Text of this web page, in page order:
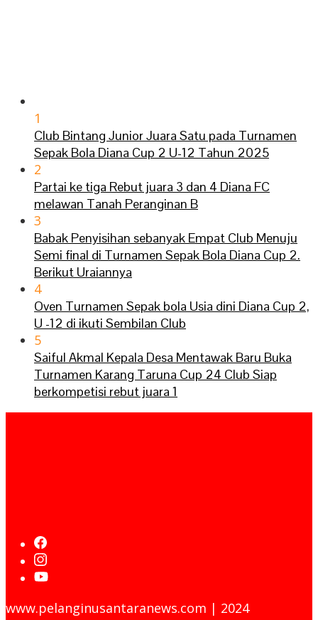
1
Club Bintang Junior Juara Satu pada Turnamen
Sepak Bola Diana Cup 2 U-12 Tahun 2025
2
Partai ke tiga Rebut juara 3 dan 4 Diana FC
melawan Tanah Peranginan B
3
Babak Penyisihan sebanyak Empat Club Menuju
Semi final di Turnamen Sepak Bola Diana Cup 2.
Berikut Uraiannya
4
Oven Turnamen Sepak bola Usia dini Diana Cup 2,
U -12 di ikuti Sembilan Club
5
Saiful Akmal Kepala Desa Mentawak Baru Buka
Turnamen Karang Taruna Cup 24 Club Siap
berkompetisi rebut juara 1
www.pelanginusantaranews.com | 2024